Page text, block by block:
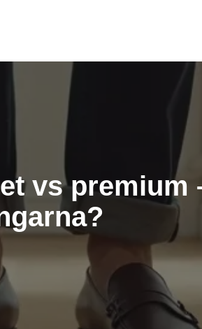
vs premium